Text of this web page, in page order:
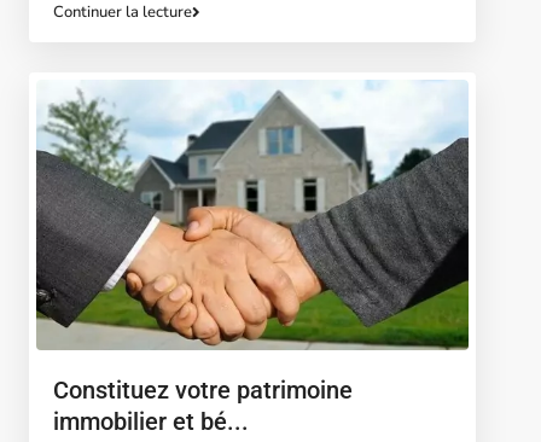
Continuer la lecture
Constituez votre patrimoine
immobilier et bé...